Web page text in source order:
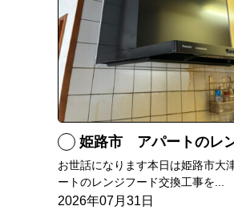
姫路市 アパートのレンジフー
お世話になります本日は姫路市大
ートのレンジフード交換工事を...
2026年07月31日